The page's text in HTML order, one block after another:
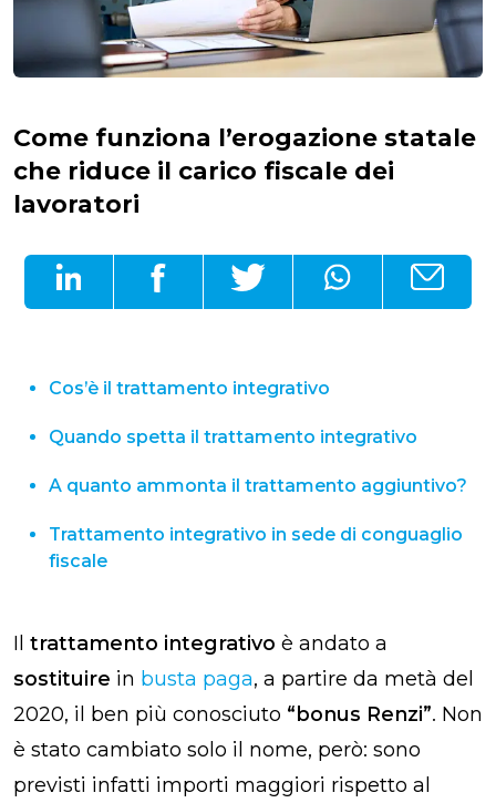
Come funziona l’erogazione statale
che riduce il carico fiscale dei
lavoratori
Cos’è il trattamento integrativo
Quando spetta il trattamento integrativo
A quanto ammonta il trattamento aggiuntivo?
Trattamento integrativo in sede di conguaglio
fiscale
Il trattamento integrativo è andato a
sostituire in busta paga, a partire da metà del
2020, il ben più conosciuto “bonus Renzi”. Non
è stato cambiato solo il nome, però: sono
previsti infatti importi maggiori rispetto al